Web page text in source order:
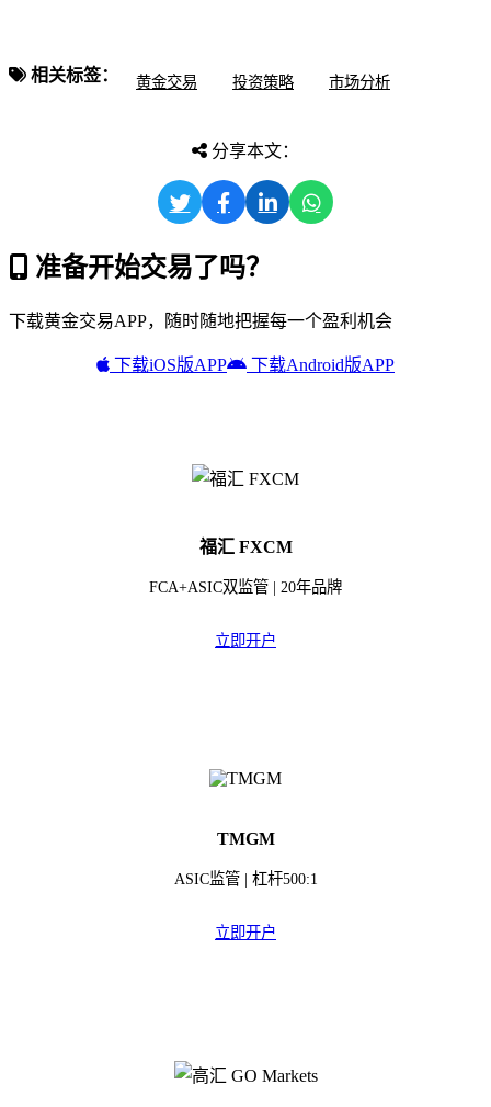
相关标签： 黄金交易 投资策略 市场分析
分享本文：
准备开始交易了吗？
下载黄金交易APP，随时随地把握每一个盈利机会
下载iOS版APP 下载Android版APP
福汇 FXCM
FCA+ASIC双监管 | 20年品牌
立即开户
TMGM
ASIC监管 | 杠杆500:1
立即开户